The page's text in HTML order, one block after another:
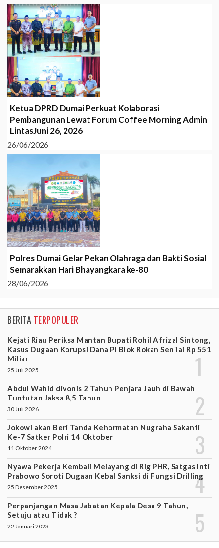
Ketua DPRD Dumai Perkuat Kolaborasi
Pembangunan Lewat Forum Coffee Morning Admin
LintasJuni 26, 2026
26/06/2026
Polres Dumai Gelar Pekan Olahraga dan Bakti Sosial
Semarakkan Hari Bhayangkara ke-80
28/06/2026
BERITA TERPOPULER
Kejati Riau Periksa Mantan Bupati Rohil Afrizal Sintong,
Kasus Dugaan Korupsi Dana PI Blok Rokan Senilai Rp 551
Miliar
25 Juli 2025
Abdul Wahid divonis 2 Tahun Penjara Jauh di Bawah
Tuntutan Jaksa 8,5 Tahun
30 Juli 2026
Jokowi akan Beri Tanda Kehormatan Nugraha Sakanti
Ke-7 Satker Polri 14 Oktober
11 Oktober 2024
Nyawa Pekerja Kembali Melayang di Rig PHR, Satgas Inti
Prabowo Soroti Dugaan Kebal Sanksi di Fungsi Drilling
25 Desember 2025
Perpanjangan Masa Jabatan Kepala Desa 9 Tahun,
Setuju atau Tidak ?
22 Januari 2023